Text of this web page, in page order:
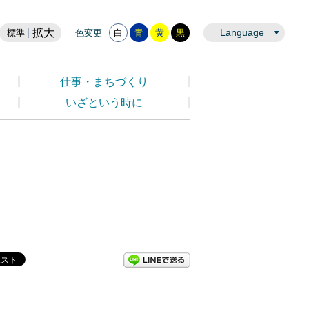
標準 拡大 色変更 白 青 黄 黒 Language
仕事・まちづくり
いざという時に